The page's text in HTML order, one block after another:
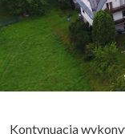
Kontynuacja